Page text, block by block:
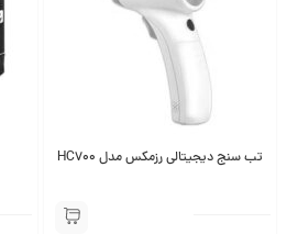
تب سنج دیجیتالی رزمکس مدل HC700